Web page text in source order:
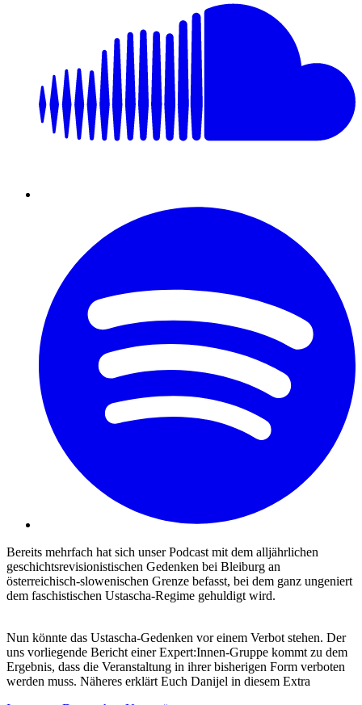
Bereits mehrfach hat sich unser Podcast mit dem alljährlichen
geschichtsrevisionistischen Gedenken bei Bleiburg an
österreichisch-slowenischen Grenze befasst, bei dem ganz ungeniert
dem faschistischen Ustascha-Regime gehuldigt wird.
Nun könnte das Ustascha-Gedenken vor einem Verbot stehen. Der
uns vorliegende Bericht einer Expert:Innen-Gruppe kommt zu dem
Ergebnis, dass die Veranstaltung in ihrer bisherigen Form verboten
werden muss. Näheres erklärt Euch Danijel in diesem Extra